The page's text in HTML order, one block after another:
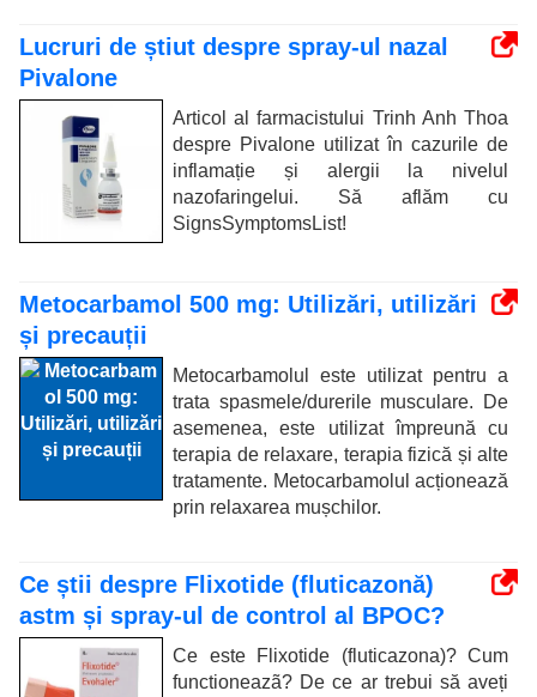
Lucruri de știut despre spray-ul nazal
Pivalone
Articol al farmacistului Trinh Anh Thoa
despre Pivalone utilizat în cazurile de
inflamație și alergii la nivelul
nazofaringelui. Să aflăm cu
SignsSymptomsList!
Metocarbamol 500 mg: Utilizări, utilizări
și precauții
Metocarbamolul este utilizat pentru a
trata spasmele/durerile musculare. De
asemenea, este utilizat împreună cu
terapia de relaxare, terapia fizică și alte
tratamente. Metocarbamolul acționează
prin relaxarea mușchilor.
Ce știi despre Flixotide (fluticazonă)
astm și spray-ul de control al BPOC?
Ce este Flixotide (fluticazona)? Cum
functioneazã? De ce ar trebui să aveți